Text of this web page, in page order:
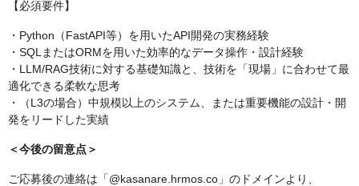
【必須要件】
・Python（FastAPI等）を用いたAPI開発の実務経験
・SQLまたはORMを用いた効率的なデータ操作・設計経験
・LLM/RAG技術に対する基礎知識と、技術を「現場」に合わせて最
適化できる柔軟な思考
・（L3の場合）中規模以上のシステム、または重要機能の設計・開
発をリードした実績
＜今後の留意点＞
ご応募後の連絡は「@kasanare.hrmos.co」のドメインより、